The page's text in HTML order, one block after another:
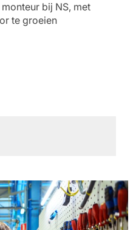
bij NS, met
te groeien